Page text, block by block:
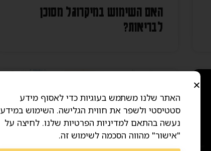
האם השימוש במיקרוגל מסוכן
לבריאות?
האתר שלנו משתמש בעוגיות כדי לאסוף מידע
סטטיסטי ולשפר את חווית הגלישה. השימוש במידע
נעשה בהתאם למדיניות הפרטיות שלנו. לחיצה על
"אישור" מהווה הסכמה לשימוש זה.